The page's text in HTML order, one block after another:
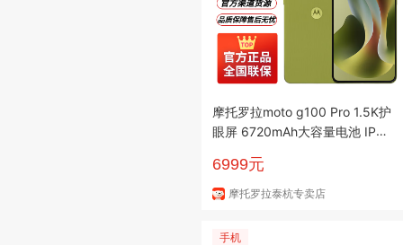
摩托罗拉moto g100 Pro 1.5K护
眼屏 6720mAh大容量电池 IP68
青12+256
6999元
摩托罗拉泰杭专卖店
手机